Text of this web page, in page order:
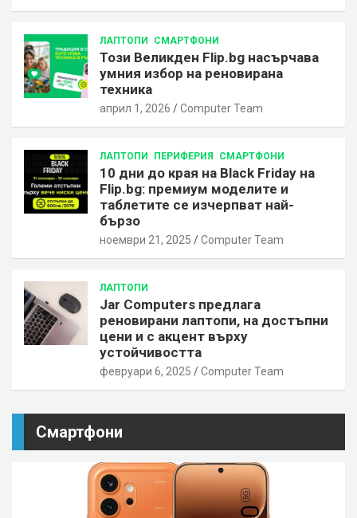
ЛАПТОПИ СМАРТФОНИ
Този Великден Flip.bg насърчава
умния избор на реновирана
техника
април 1, 2026 Computer Team
ЛАПТОПИ ПЕРИФЕРИЯ СМАРТФОНИ
10 дни до края на Black Friday на
Flip.bg: премиум моделите и
таблетите се изчерпват най-
бързо
ноември 21, 2025 Computer Team
ЛАПТОПИ
Jar Computers предлага
реновирани лаптопи, на достъпни
цени и с акцент върху
устойчивостта
февруари 6, 2025 Computer Team
Смартфони